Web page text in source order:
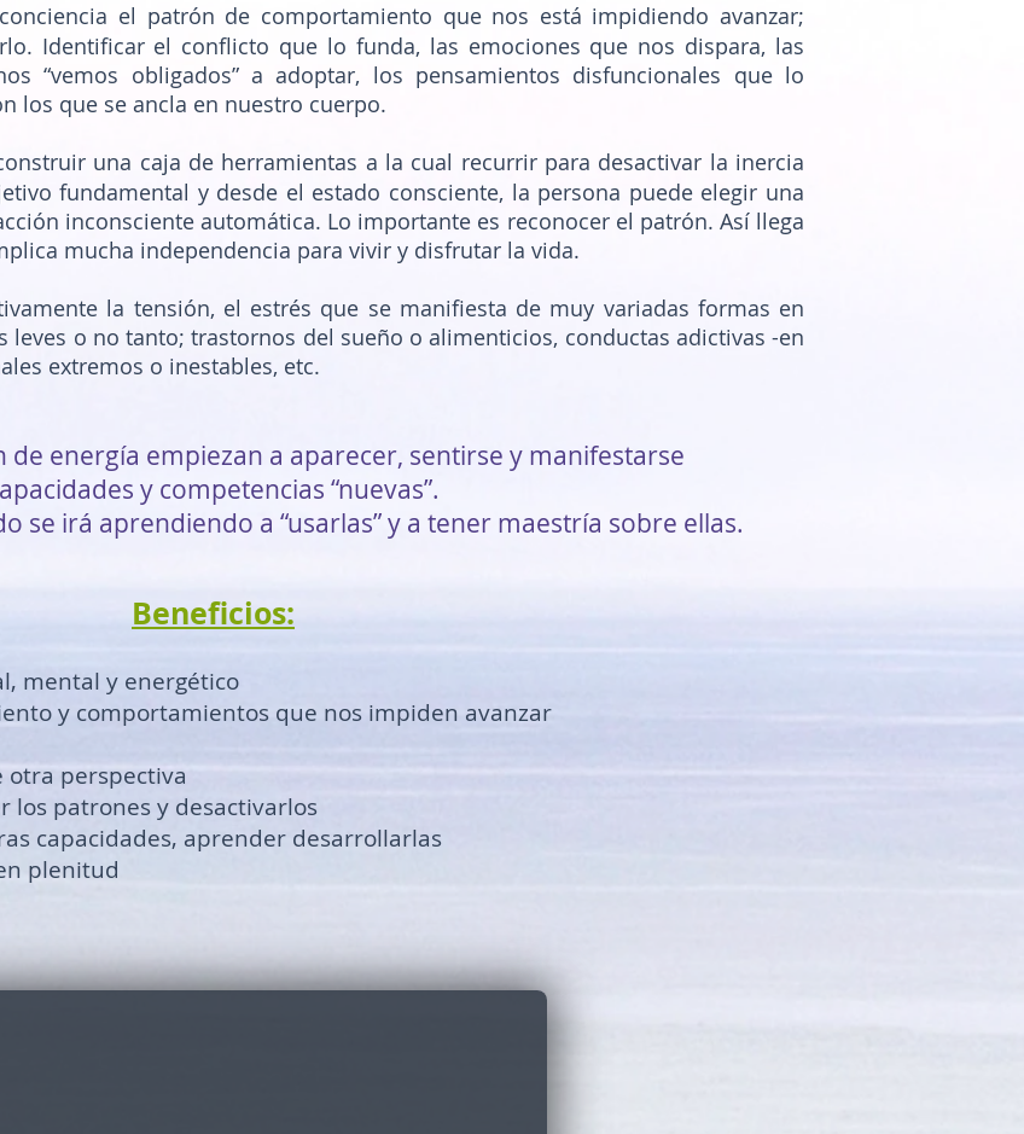
el patrón de comportamiento que nos está impidiendo avanzar;
Identificar el conflicto que lo funda, las emociones que nos dispara, las
“vemos obligados” a adoptar, los pensamientos disfuncionales que lo
los que se ancla en nuestro cuerpo.
una caja de herramientas a la cual recurrir para desactivar la inercia
fundamental y desde el estado consciente, la persona puede elegir una
inconsciente automática. Lo importante es reconocer el patrón. Así llega
mucha independencia para vivir y disfrutar la vida.
la tensión, el estrés que se manifiesta de muy variadas formas en
leves o no tanto; trastornos del sueño o alimenticios, conductas adictivas -en
extremos o inestables, etc.
de energía empiezan a aparecer, sentirse y manifestarse
y competencias “nuevas”.
se irá aprendiendo a “usarlas” y a tener maestría sobre ellas.
Beneficios:
mental y energético
y comportamientos que nos impiden avanzar
otra perspectiva
los patrones y desactivarlos
capacidades, aprender desarrollarlas
plenitud